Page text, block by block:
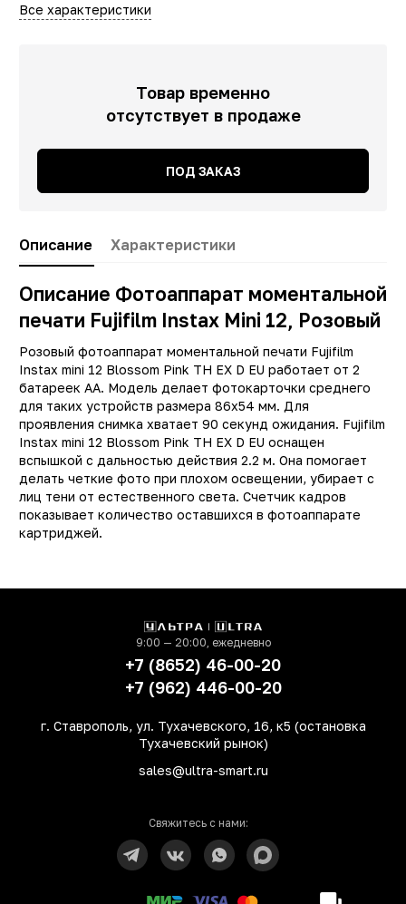
Все характеристики
Товар временно
отсутствует в продаже
ПОД ЗАКАЗ
Описание Характеристики
Описание Фотоаппарат моментальной
печати Fujifilm Instax Mini 12, Розовый
Розовый фотоаппарат моментальной печати Fujifilm
Instax mini 12 Blossom Pink TH EX D EU работает от 2
батареек AA. Модель делает фотокарточки среднего
для таких устройств размера 86x54 мм. Для
проявления снимка хватает 90 секунд ожидания. Fujifilm
Instax mini 12 Blossom Pink TH EX D EU оснащен
вспышкой с дальностью действия 2.2 м. Она помогает
делать четкие фото при плохом освещении, убирает с
лиц тени от естественного света. Счетчик кадров
показывает количество оставшихся в фотоаппарате
картриджей.
данные
Instax mini
выдержка
1/250 - 1/2
сек,
изображения - 62 х
9:00 — 20:00, ежедневно
+7 (8652) 46-00-20
+7 (962) 446-00-20
г. Ставрополь, ул. Тухачевского, 16, к5 (остановка
Тухачевский рынок)
sales@ultra-smart.ru
Свяжитесь с нами: